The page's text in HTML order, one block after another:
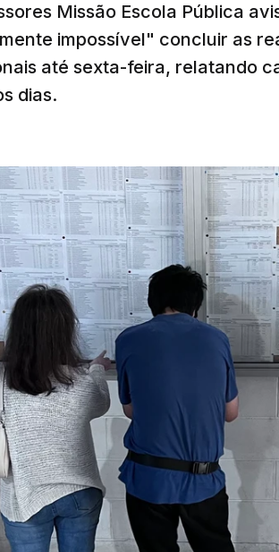
Missão Escola Pública
impossível" concluir as
até sexta-feira, relatando
dias.